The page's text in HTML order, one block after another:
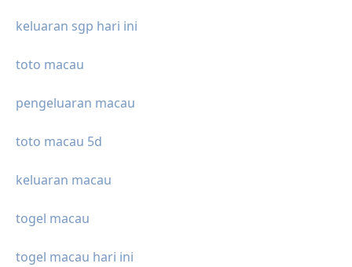
keluaran sgp hari ini
toto macau
pengeluaran macau
toto macau 5d
keluaran macau
togel macau
togel macau hari ini